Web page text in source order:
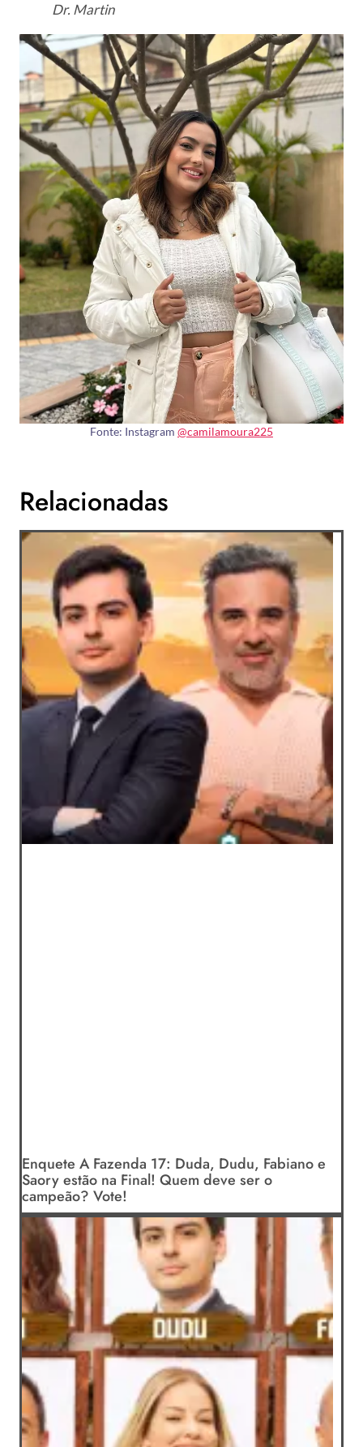
Dr. Martin
Fonte: Instagram @camilamoura225
Relacionadas
Enquete A Fazenda 17: Duda, Dudu, Fabiano e
Saory estão na Final! Quem deve ser o
campeão? Vote!